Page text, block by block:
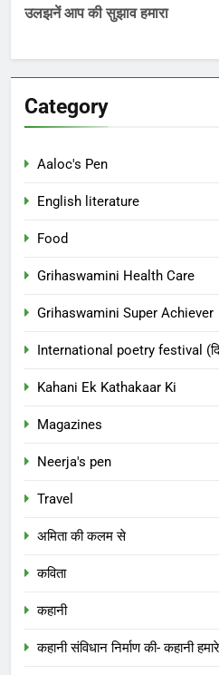
उलझनें आप की सुझाव हमारा
Category
Aaloc's Pen
English literature
Food
Grihaswamini Health Care
Grihaswamini Super Achiever
International poetry festival
Kahani Ek Kathakaar Ki
Magazines
Neerja's pen
Travel
अमिता की कलम से
कविता
कहानी
कहानी संविधान निर्माण की- कहानी